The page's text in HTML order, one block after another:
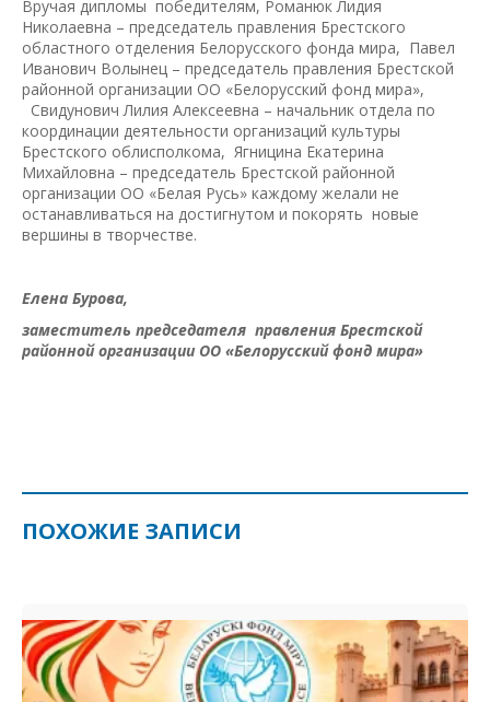
Вручая дипломы победителям, Романюк Лидия
Николаевна – председатель правления Брестского
областного отделения Белорусского фонда мира, Павел
Иванович Волынец – председатель правления Брестской
районной организации ОО «Белорусский фонд мира»,
Свидунович Лилия Алексеевна – начальник отдела по
координации деятельности организаций культуры
Брестского облисполкома, Ягницина Екатерина
Михайловна – председатель Брестской районной
организации ОО «Белая Русь» каждому желали не
останавливаться на достигнутом и покорять новые
вершины в творчестве.
Елена Бурова,
заместитель председателя правления Брестской
районной организации ОО «Белорусский фонд мира»
ПОХОЖИЕ ЗАПИСИ